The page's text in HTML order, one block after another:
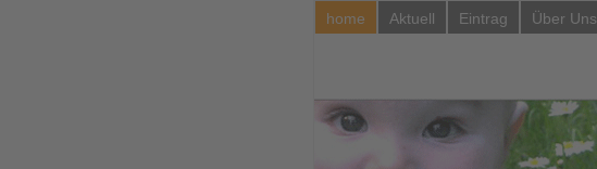
home Aktuell Eintrag Über Uns